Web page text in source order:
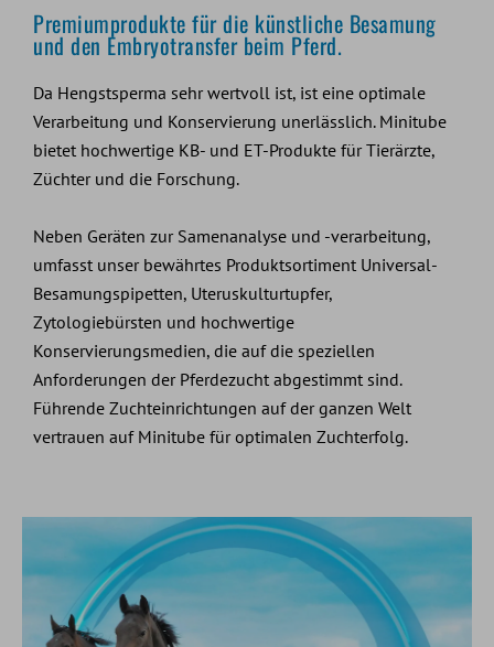
Premiumprodukte für die künstliche Besamung
und den Embryotransfer beim Pferd.
Da Hengstsperma sehr wertvoll ist, ist eine optimale
Verarbeitung und Konservierung unerlässlich. Minitube
bietet hochwertige KB- und ET-Produkte für Tierärzte,
Züchter und die Forschung.
Neben Geräten zur Samenanalyse und -verarbeitung,
umfasst unser bewährtes Produktsortiment Universal-
Besamungspipetten, Uteruskulturtupfer,
Zytologiebürsten und hochwertige
Konservierungsmedien, die auf die speziellen
Anforderungen der Pferdezucht abgestimmt sind.
Führende Zuchteinrichtungen auf der ganzen Welt
vertrauen auf Minitube für optimalen Zuchterfolg.